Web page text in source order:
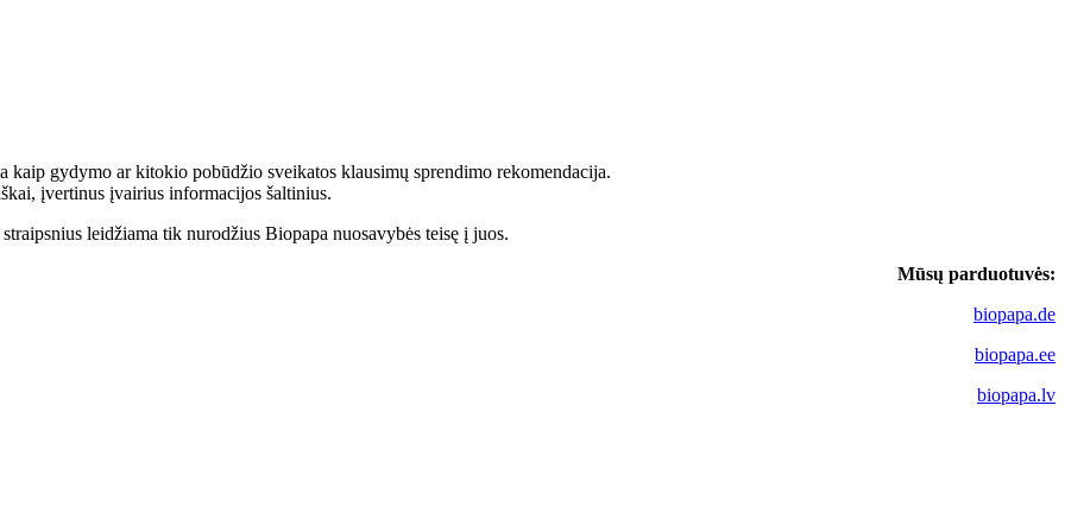
gydymo ar kitokio pobūdžio sveikatos klausimų sprendimo rekomendacija.
įvertinus įvairius informacijos šaltinius.
leidžiama tik nurodžius Biopapa nuosavybės teisę į juos.
Mūsų parduotuvės:
biopapa.de
biopapa.ee
biopapa.lv